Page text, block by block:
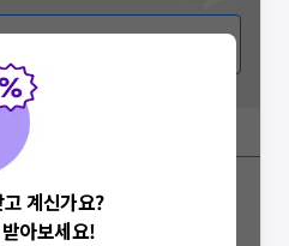
계신가요?
아보세요!